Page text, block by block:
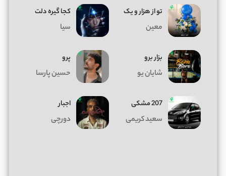
تو از هزار و یک
معین
کجا گیره دلت
سیا
بزار برو
شایان یو
پرو
حسین پارسا
207 مشکی
سعید کریمی
اجبار
دورچی